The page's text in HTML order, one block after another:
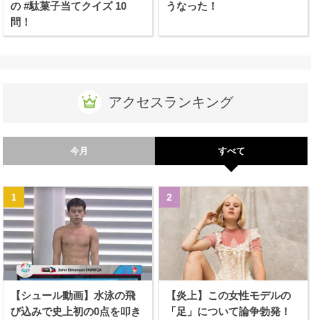
の #駄菓子当てクイズ 10
問！
うなった！
アクセスランキング
今月 すべて
【シュール動画】水泳の飛
び込みで史上初の0点を叩き
【炎上】この女性モデルの
「足」について論争勃発！